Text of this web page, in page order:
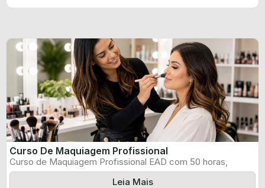
Curso De Maquiagem Profissional
Curso de Maquiagem Profissional EAD com 50 horas,
certificado informado pelo produtor e ...
Leia Mais